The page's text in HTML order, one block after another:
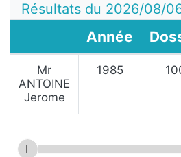
Résultats du 2026/08/
Année
Mr
ANTOINE
Jerome
1985
Minutes
10.km/h